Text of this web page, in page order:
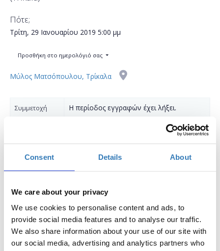
Consent Details About
We care about your privacy
We use cookies to personalise content and ads, to
provide social media features and to analyse our traffic.
We also share information about your use of our site with
our social media, advertising and analytics partners who
Πότε;
Τρίτη, 29 Ιανουαρίου 2019 5:00 μμ
Προσθήκη στο ημερολόγιό σας
Μύλος Ματσόπουλου, Τρίκαλα
Συμμετοχή Η περίοδος εγγραφών έχει λήξει.
Τι είναι μία βάση δεδομένων;
Πώς μπορούμε να δημιουργήσουμε μία βάση δεδομένων;
Πώς μπορούμε να διαχειριστούμε μία βάση δεδομένων;
Η SQL είναι ουσιαστικά μία γλώσσα , η οποία όπως θα